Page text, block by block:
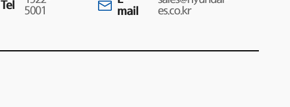
Tel
5001
mail
es.co.kr